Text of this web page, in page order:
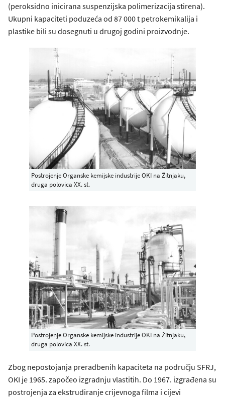
(peroksidno inicirana suspenzijska polimerizacija stirena).
Ukupni kapaciteti poduzeća od 87 000 t petrokemikalija i
plastike bili su dosegnuti u drugoj godini proizvodnje.
Postrojenje Organske kemijske industrije OKI na Žitnjaku,
druga polovica XX. st.
Postrojenje Organske kemijske industrije OKI na Žitnjaku,
druga polovica XX. st.
Zbog nepostojanja preradbenih kapaciteta na području SFRJ,
OKI je 1965. započeo izgradnju vlastitih. Do 1967. izgrađena su
postrojenja za ekstrudiranje crijevnoga filma i cijevi